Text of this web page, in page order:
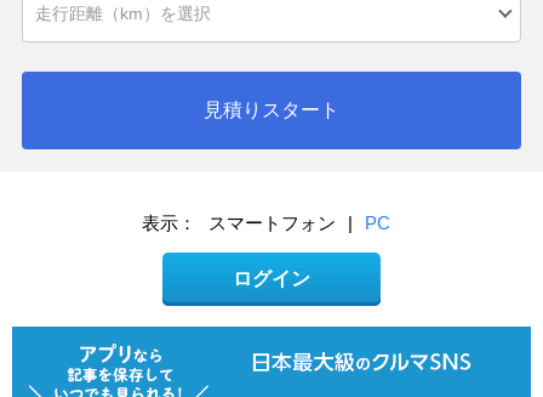
見積りスタート
表示： スマートフォン | PC
ログイン